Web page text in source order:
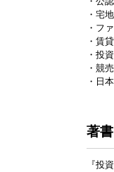
・宅
・フ
・賃
・投
・競
・日
著
『投